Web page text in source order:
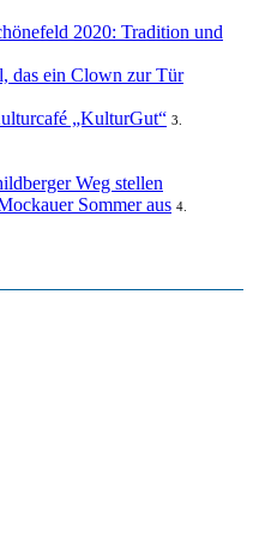
2020: Tradition und
das ein Clown zur Tür
„KulturGut“ 3.
Weg stellen
Sommer aus 4.